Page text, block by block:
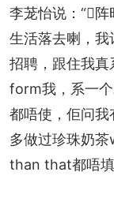
李茏怡说：“𠮶
生活落去喇，
招聘，跟住我真
form我，系一
都唔使，佢问我
多做过珍珠奶
than that都唔